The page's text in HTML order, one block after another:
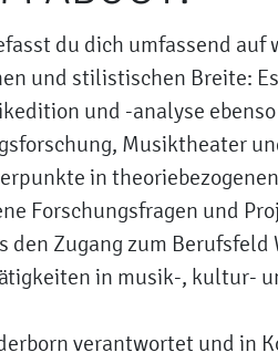
du dich umfassend auf
und stilistischen Breite:
und -analyse
Musiktheater
in
Forschungsfragen und
Zugang zum Berufsfeld
in musik-, kultur-
verantwortet und in